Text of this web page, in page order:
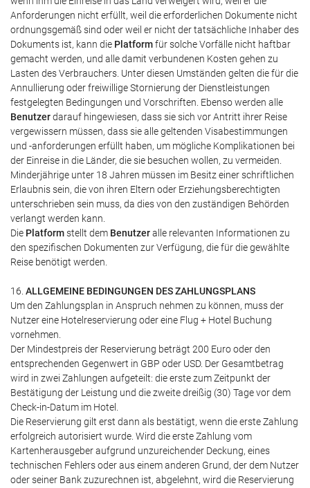
Anforderungen nicht erfüllt, weil die erforderlichen Dokumente nicht
ordnungsgemäß sind oder weil er nicht der tatsächliche Inhaber des
Dokuments ist, kann die Platformfür solche Vorfälle nicht haftbar
gemacht werden, und alle damit verbundenen Kosten gehen zu
Lasten des Verbrauchers. Unter diesen Umständen gelten die für die
Annullierung oder freiwillige Stornierung der Dienstleistungen
festgelegten Bedingungen und Vorschriften. Ebenso werden alle
Benutzerdarauf hingewiesen, dass sie sich vor Antritt ihrer Reise
vergewissern müssen, dass sie alle geltenden Visabestimmungen
und -anforderungen erfüllt haben, um mögliche Komplikationen bei
der Einreise in die Länder, die sie besuchen wollen, zu vermeiden.
Minderjährige unter 18 Jahren müssen im Besitz einer schriftlichen
Erlaubnis sein, die von ihren Eltern oder Erziehungsberechtigten
unterschrieben sein muss, da dies von den zuständigen Behörden
verlangt werden kann.
Die Platformstellt dem Benutzeralle relevanten Informationen zu
den spezifischen Dokumenten zur Verfügung, die für die gewählte
Reise benötigt werden.
16. ALLGEMEINE BEDINGUNGEN DES ZAHLUNGSPLANS
Um den Zahlungsplan in Anspruch nehmen zu können, muss der
Nutzer eine Hotelreservierung oder eine Flug + Hotel Buchung
vornehmen.
Der Mindestpreis der Reservierung beträgt 200 Euro oder den
entsprechenden Gegenwert in GBP oder USD. Der Gesamtbetrag
wird in zwei Zahlungen aufgeteilt: die erste zum Zeitpunkt der
Bestätigung der Leistung und die zweite dreißig (30) Tage vor dem
Check-in-Datum im Hotel.
Die Reservierung gilt erst dann als bestätigt, wenn die erste Zahlung
erfolgreich autorisiert wurde. Wird die erste Zahlung vom
Kartenherausgeber aufgrund unzureichender Deckung, eines
technischen Fehlers oder aus einem anderen Grund, der dem Nutzer
oder seiner Bank zuzurechnen ist, abgelehnt, wird die Reservierung